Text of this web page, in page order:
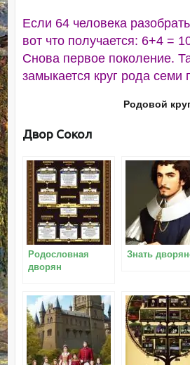
Если 64 человека
вот что получается: 6+4 =
Снова первое поколение.
замыкается круг рода семи
Родовой
Двор Сокол
Родословная
дворян
Знать